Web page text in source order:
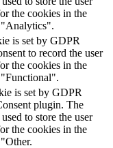
the cookies in the
"Analytics".
is set by GDPR
to record the user
the cookies in the
is set by GDPR
plugin. The
to store the user
the cookies in the